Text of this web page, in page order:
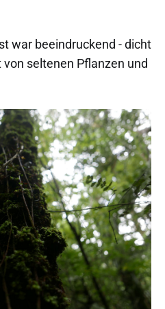
war beeindruckend - dicht
seltenen Pflanzen und